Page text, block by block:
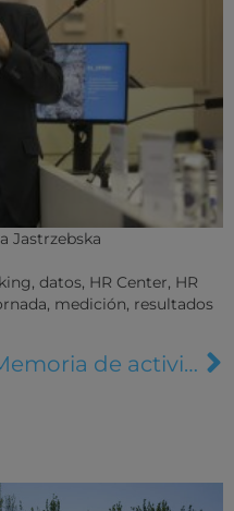
Jastrzebska
, datos, HR Center, HR
, medición, resultados
Memoria de actividades 2019